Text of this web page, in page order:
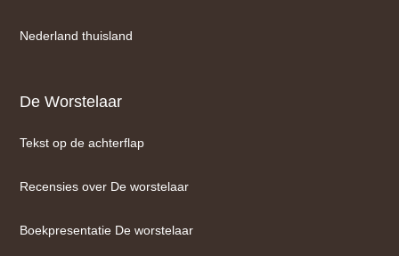
Nederland thuisland
De Worstelaar
Tekst op de achterflap
Recensies over De worstelaar
Boekpresentatie De worstelaar